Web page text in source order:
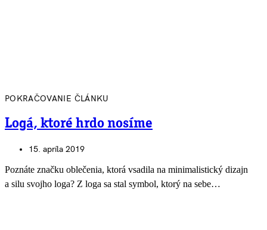
POKRAČOVANIE ČLÁNKU
Logá, ktoré hrdo nosíme
15. apríla 2019
Poznáte značku oblečenia, ktorá vsadila na minimalistický dizajn
a silu svojho loga? Z loga sa stal symbol, ktorý na sebe…